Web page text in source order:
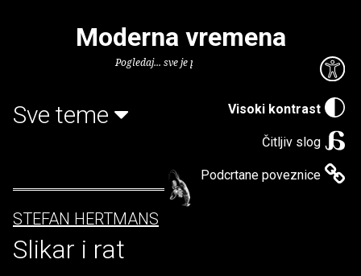
Visoki kontrast
Čitljiv slog
Podcrtane poveznice
Moderna vremena
Pogledaj... sve je puno knjiga.
Sve teme
STEFAN HERTMANS
Slikar i rat